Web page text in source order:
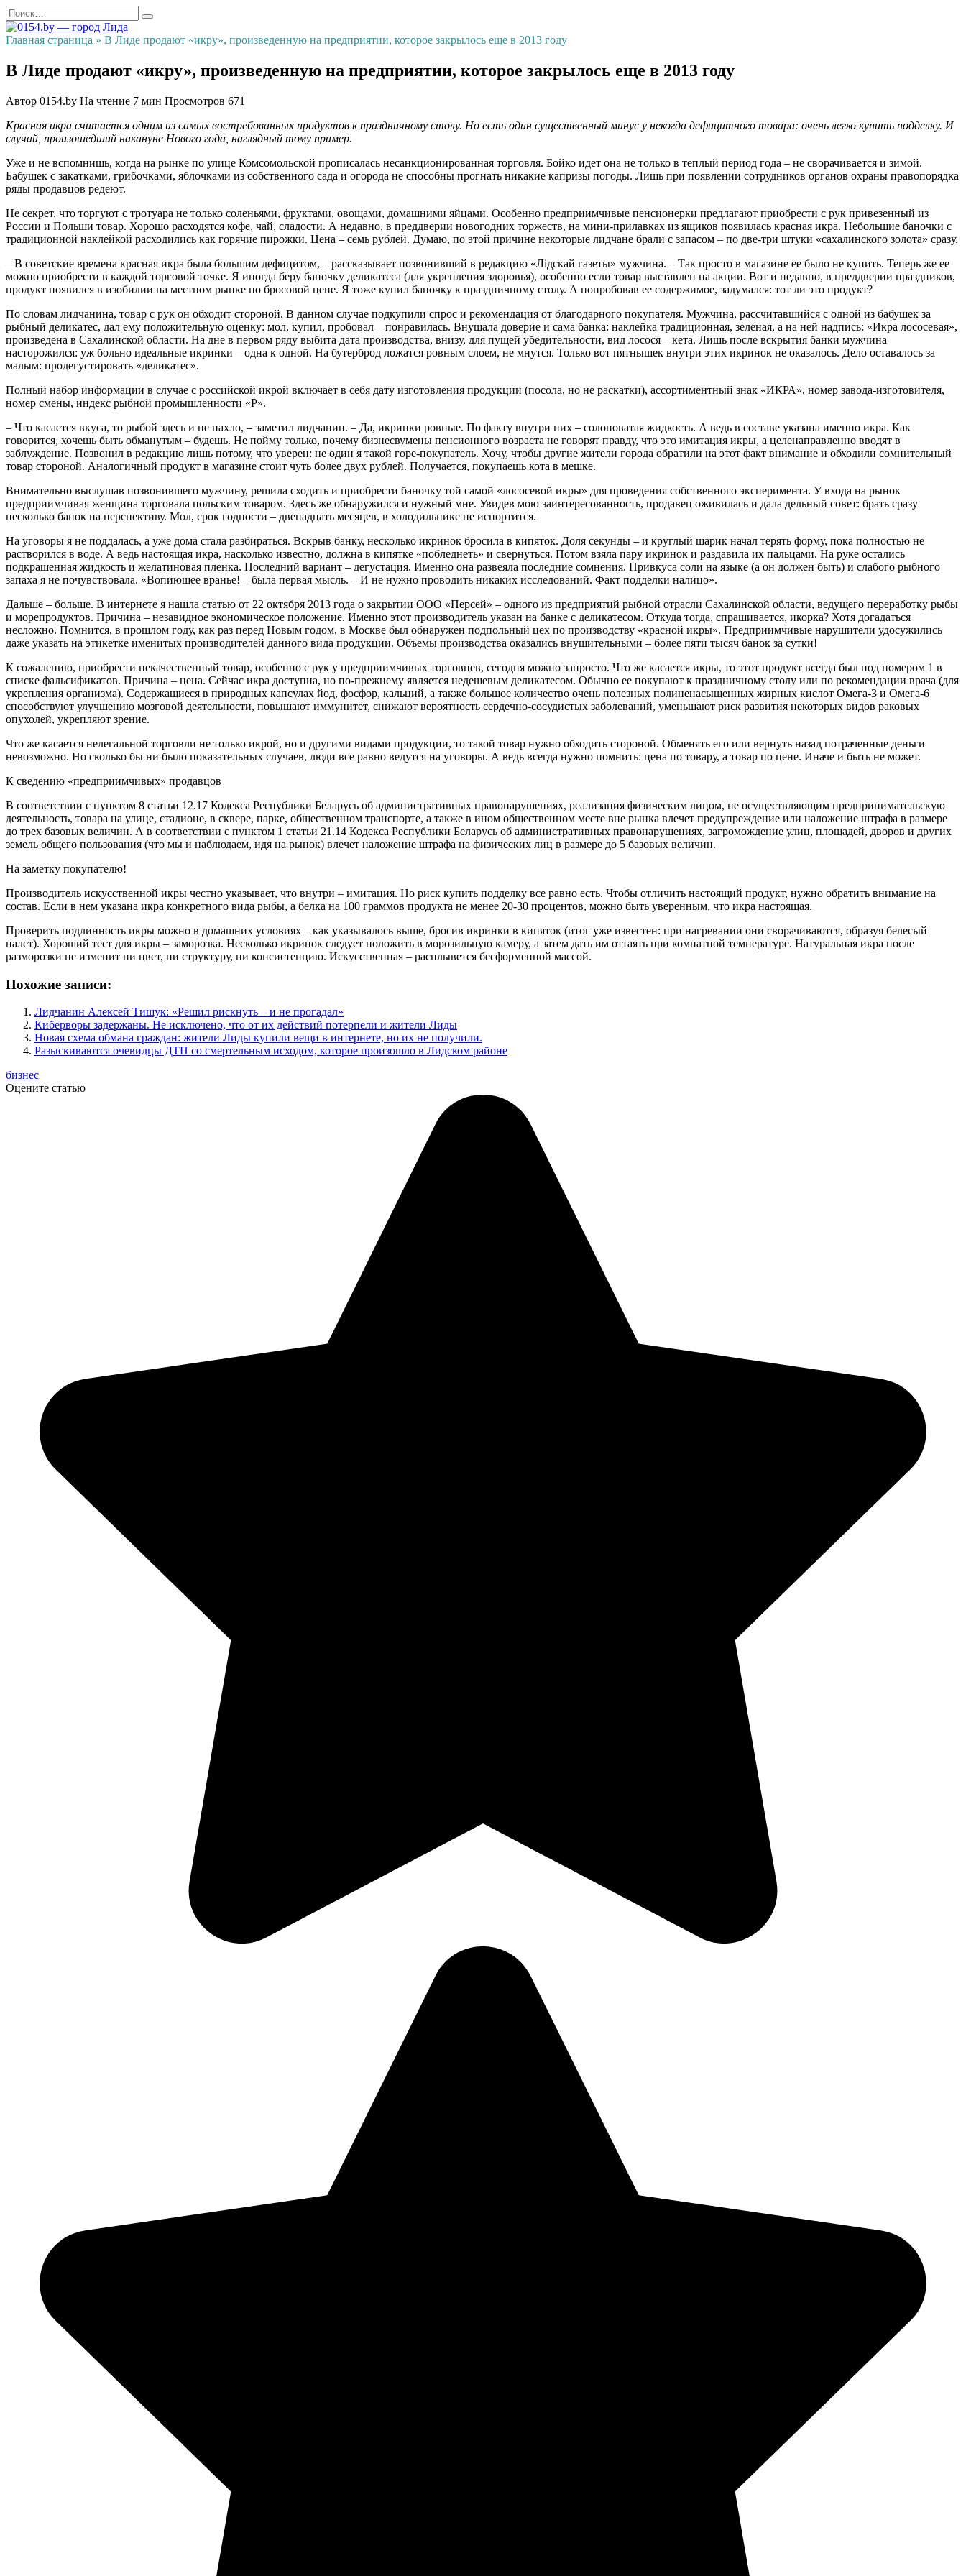
Перейти
к
содержанию
Search
for:
Главная страница » В Лиде продают «икру», произведенную на предприятии, которое закрылось еще в 2013 году
В Лиде продают «икру», произведенную на предприятии, которое закрылось еще в 2013 году
Автор 0154.by На чтение 7 мин Просмотров 671
Красная икра считается одним из самых востребованных продуктов к праздничному столу. Но есть один существенный минус у некогда дефицитного товара: очень легко купить подделку. И
случай, произошедший накануне Нового года, наглядный тому пример.
Уже и не вспомнишь, когда на рынке по улице Комсомольской прописалась несанкционированная торговля. Бойко идет она не только в теплый период года – не сворачивается и зимой.
Бабушек с закатками, грибочками, яблочками из собственного сада и огорода не способны прогнать никакие капризы погоды. Лишь при появлении сотрудников органов охраны правопорядка
ряды продавцов редеют.
Не секрет, что торгуют с тротуара не только соленьями, фруктами, овощами, домашними яйцами. Особенно предприимчивые пенсионерки предлагают приобрести с рук привезенный из
России и Польши товар. Хорошо расходятся кофе, чай, сладости. А недавно, в преддверии новогодних торжеств, на мини-прилавках из ящиков появилась красная икра. Небольшие баночки с
традиционной наклейкой расходились как горячие пирожки. Цена – семь рублей. Думаю, по этой причине некоторые лидчане брали с запасом – по две-три штуки «сахалинского золота» сразу.
– В советские времена красная икра была большим дефицитом, – рассказывает позвонивший в редакцию «Лідскай газеты» мужчина. – Так просто в магазине ее было не купить. Теперь же ее
можно приобрести в каждой торговой точке. Я иногда беру баночку деликатеса (для укрепления здоровья), особенно если товар выставлен на акции. Вот и недавно, в преддверии праздников,
продукт появился в изобилии на местном рынке по бросовой цене. Я тоже купил баночку к праздничному столу. А попробовав ее содержимое, задумался: тот ли это продукт?
По словам лидчанина, товар с рук он обходит стороной. В данном случае подкупили спрос и рекомендация от благодарного покупателя. Мужчина, рассчитавшийся с одной из бабушек за
рыбный деликатес, дал ему положительную оценку: мол, купил, пробовал – понравилась. Внушала доверие и сама банка: наклейка традиционная, зеленая, а на ней надпись: «Икра лососевая»,
произведена в Сахалинской области. На дне в первом ряду выбита дата производства, внизу, для пущей убедительности, вид лосося – кета. Лишь после вскрытия банки мужчина
насторожился: уж больно идеальные икринки – одна к одной. На бутерброд ложатся ровным слоем, не мнутся. Только вот пятнышек внутри этих икринок не оказалось. Дело оставалось за
малым: продегустировать «деликатес».
Полный набор информации в случае с российской икрой включает в себя дату изготовления продукции (посола, но не раскатки), ассортиментный знак «ИКРА», номер завода-изготовителя,
номер смены, индекс рыбной промышленности «Р».
– Что касается вкуса, то рыбой здесь и не пахло, – заметил лидчанин. – Да, икринки ровные. По факту внутри них – солоноватая жидкость. А ведь в составе указана именно икра. Как
говорится, хочешь быть обманутым – будешь. Не пойму только, почему бизнесвумены пенсионного возраста не говорят правду, что это имитация икры, а целенаправленно вводят в
заблуждение. Позвонил в редакцию лишь потому, что уверен: не один я такой горе-покупатель. Хочу, чтобы другие жители города обратили на этот факт внимание и обходили сомнительный
товар стороной. Аналогичный продукт в магазине стоит чуть более двух рублей. Получается, покупаешь кота в мешке.
Внимательно выслушав позвонившего мужчину, решила сходить и приобрести баночку той самой «лососевой икры» для проведения собственного эксперимента. У входа на рынок
предприимчивая женщина торговала польским товаром. Здесь же обнаружился и нужный мне. Увидев мою заинтересованность, продавец оживилась и дала дельный совет: брать сразу
несколько банок на перспективу. Мол, срок годности – двенадцать месяцев, в холодильнике не испортится.
На уговоры я не поддалась, а уже дома стала разбираться. Вскрыв банку, несколько икринок бросила в кипяток. Доля секунды – и круглый шарик начал терять форму, пока полностью не
растворился в воде. А ведь настоящая икра, насколько известно, должна в кипятке «побледнеть» и свернуться. Потом взяла пару икринок и раздавила их пальцами. На руке остались
подкрашенная жидкость и желатиновая пленка. Последний вариант – дегустация. Именно она развеяла последние сомнения. Привкуса соли на языке (а он должен быть) и слабого рыбного
запаха я не почувствовала. «Вопиющее вранье! – была первая мысль. – И не нужно проводить никаких исследований. Факт подделки налицо».
Дальше – больше. В интернете я нашла статью от 22 октября 2013 года о закрытии ООО «Персей» – одного из предприятий рыбной отрасли Сахалинской области, ведущего переработку рыбы
и морепродуктов. Причина – незавидное экономическое положение. Именно этот производитель указан на банке с деликатесом. Откуда тогда, спрашивается, икорка? Хотя догадаться
несложно. Помнится, в прошлом году, как раз перед Новым годом, в Москве был обнаружен подпольный цех по производству «красной икры». Предприимчивые нарушители удосужились
даже указать на этикетке именитых производителей данного вида продукции. Объемы производства оказались внушительными – более пяти тысяч банок за сутки!
К сожалению, приобрести некачественный товар, особенно с рук у предприимчивых торговцев, сегодня можно запросто. Что же касается икры, то этот продукт всегда был под номером 1 в
списке фальсификатов. Причина – цена. Сейчас икра доступна, но по-прежнему является недешевым деликатесом. Обычно ее покупают к праздничному столу или по рекомендации врача (для
укрепления организма). Содержащиеся в природных капсулах йод, фосфор, кальций, а также большое количество очень полезных полиненасыщенных жирных кислот Омега-3 и Омега-6
способствуют улучшению мозговой деятельности, повышают иммунитет, снижают вероятность сердечно-сосудистых заболеваний, уменьшают риск развития некоторых видов раковых
опухолей, укрепляют зрение.
Что же касается нелегальной торговли не только икрой, но и другими видами продукции, то такой товар нужно обходить стороной. Обменять его или вернуть назад потраченные деньги
невозможно. Но сколько бы ни было показательных случаев, люди все равно ведутся на уговоры. А ведь всегда нужно помнить: цена по товару, а товар по цене. Иначе и быть не может.
К сведению «предприимчивых» продавцов
В соответствии с пунктом 8 статьи 12.17 Кодекса Республики Беларусь об административных правонарушениях, реализация физическим лицом, не осуществляющим предпринимательскую
деятельность, товара на улице, стадионе, в сквере, парке, общественном транспорте, а также в ином общественном месте вне рынка влечет предупреждение или наложение штрафа в размере
до трех базовых величин. А в соответствии с пунктом 1 статьи 21.14 Кодекса Республики Беларусь об административных правонарушениях, загромождение улиц, площадей, дворов и других
земель общего пользования (что мы и наблюдаем, идя на рынок) влечет наложение штрафа на физических лиц в размере до 5 базовых величин.
На заметку покупателю!
Производитель искусственной икры честно указывает, что внутри – имитация. Но риск купить подделку все равно есть. Чтобы отличить настоящий продукт, нужно обратить внимание на
состав. Если в нем указана икра конкретного вида рыбы, а белка на 100 граммов продукта не менее 20-30 процентов, можно быть уверенным, что икра настоящая.
Проверить подлинность икры можно в домашних условиях – как указывалось выше, бросив икринки в кипяток (итог уже известен: при нагревании они сворачиваются, образуя белесый
налет). Хороший тест для икры – заморозка. Несколько икринок следует положить в морозильную камеру, а затем дать им оттаять при комнатной температуре. Натуральная икра после
разморозки не изменит ни цвет, ни структуру, ни консистенцию. Искусственная – расплывется бесформенной массой.
Похожие записи:
Лидчанин Алексей Тишук: «Решил рискнуть – и не прогадал»
Киберворы задержаны. Не исключено, что от их действий потерпели и жители Лиды
Новая схема обмана граждан: жители Лиды купили вещи в интернете, но их не получили.
Разыскиваются очевидцы ДТП со смертельным исходом, которое произошло в Лидском районе
бизнес
Оцените статью